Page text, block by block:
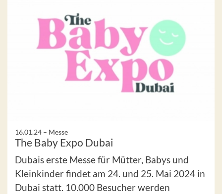
16.01.24 – Messe
The Baby Expo Dubai
Dubais erste Messe für Mütter, Babys und
Kleinkinder findet am 24. und 25. Mai 2024 in
Dubai statt. 10.000 Besucher werden